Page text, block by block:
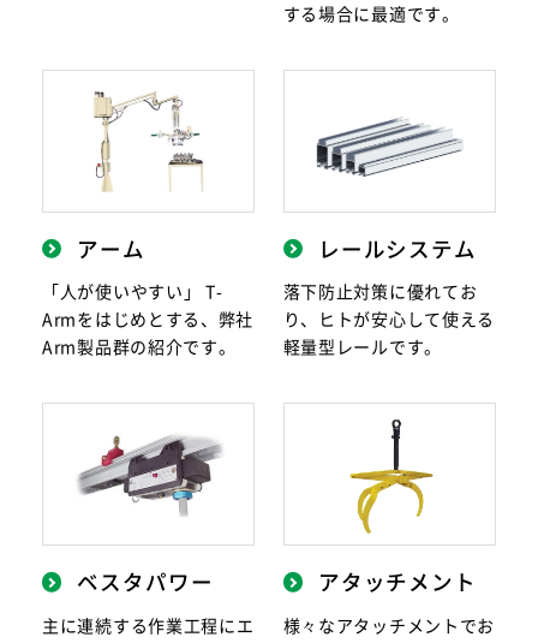
する場合に最適です。
アーム
「人が使いやすい」 T-
Armをはじめとする、弊社
Arm製品群の紹介です。
レールシステム
落下防止対策に優れてお
り、ヒトが安心して使える
軽量型レールです。
ベスタパワー
主に連続する作業工程にエ
アタッチメント
様々なアタッチメントでお